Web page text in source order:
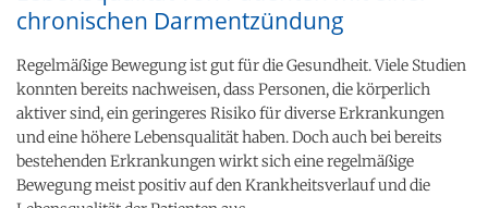
chronischen Darmentzündung
Regelmäßige Bewegung ist gut für die Gesundheit. Viele Studien
konnten bereits nachweisen, dass Personen, die körperlich
aktiver sind, ein geringeres Risiko für diverse Erkrankungen
und eine höhere Lebensqualität haben. Doch auch bei bereits
bestehenden Erkrankungen wirkt sich eine regelmäßige
Bewegung meist positiv auf den Krankheitsverlauf und die